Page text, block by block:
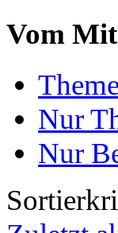
Vom
Nur
Nur